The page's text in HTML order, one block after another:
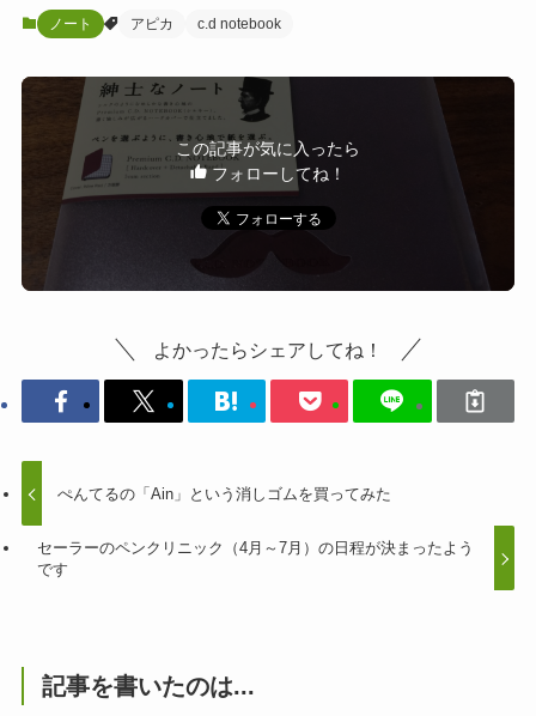
ノート アピカ c.d notebook
この記事が気に入ったら
フォローしてね！
よかったらシェアしてね！
ぺんてるの「Ain」という消しゴムを買ってみた
セーラーのペンクリニック（4月～7月）の日程が決まったよう
です
記事を書いたのは...